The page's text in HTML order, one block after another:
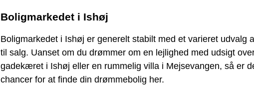
Boligmarkedet i Ishøj
Boligmarkedet i Ishøj er generelt stabilt med et varieret udvalg
til salg. Uanset om du drømmer om en lejlighed med udsigt
gadekæret i Ishøj eller en rummelig villa i Mejsevangen, så er
chancer for at finde din drømmebolig her.